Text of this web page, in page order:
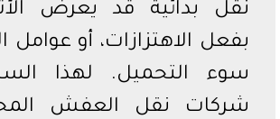
نقل بدائية قد يعرض
بفعل الاهتزازات، أو
سوء التحميل. لهذا
شركات نقل العفش